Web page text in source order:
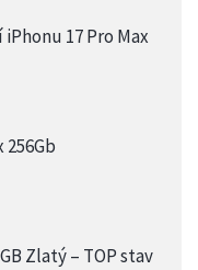
17 Pro Max
256Gb
Zlatý – TOP stav